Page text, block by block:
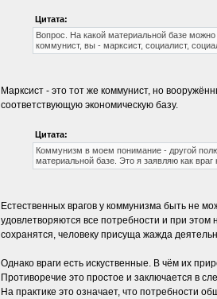
Цитата:
Вопрос. На какой материальной базе
коммунист, вы - марксист, социалист,
Марксист - это тот же коммунист, но
соответствующую экономическую базу.
Цитата:
Коммунизм в моем понимание - другой
материальной базе. Это я заявляю как
Естественных врагов у коммунизма быть не
удовлетворяются все потребности и при
сохранятся, человеку присуща жажда
Однако враги есть искуственные. В чём их
Противоречие это простое и заключается в
На практике это означает, что потребности